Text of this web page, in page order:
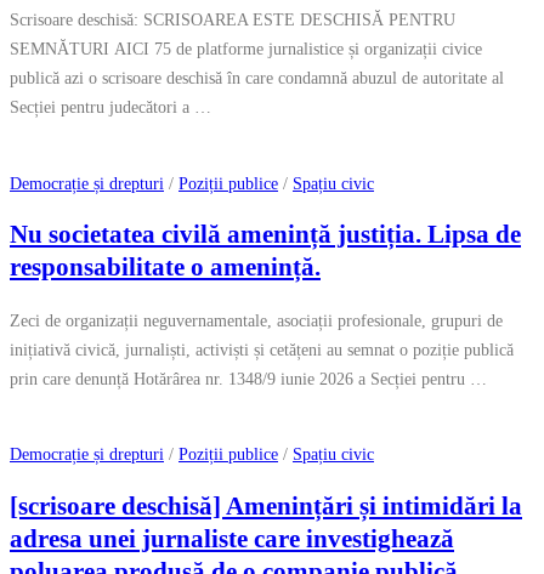
Scrisoare deschisă: SCRISOAREA ESTE DESCHISĂ PENTRU
SEMNĂTURI AICI 75 de platforme jurnalistice și organizații civice
publică azi o scrisoare deschisă în care condamnă abuzul de autoritate al
Secției pentru judecători a …
Democrație și drepturi / Poziții publice / Spațiu civic
Nu societatea civilă amenință justiția. Lipsa de
responsabilitate o amenință.
Zeci de organizații neguvernamentale, asociații profesionale, grupuri de
inițiativă civică, jurnaliști, activiști și cetățeni au semnat o poziție publică
prin care denunță Hotărârea nr. 1348/9 iunie 2026 a Secției pentru …
Democrație și drepturi / Poziții publice / Spațiu civic
[scrisoare deschisă] Amenințări și intimidări la
adresa unei jurnaliste care investighează